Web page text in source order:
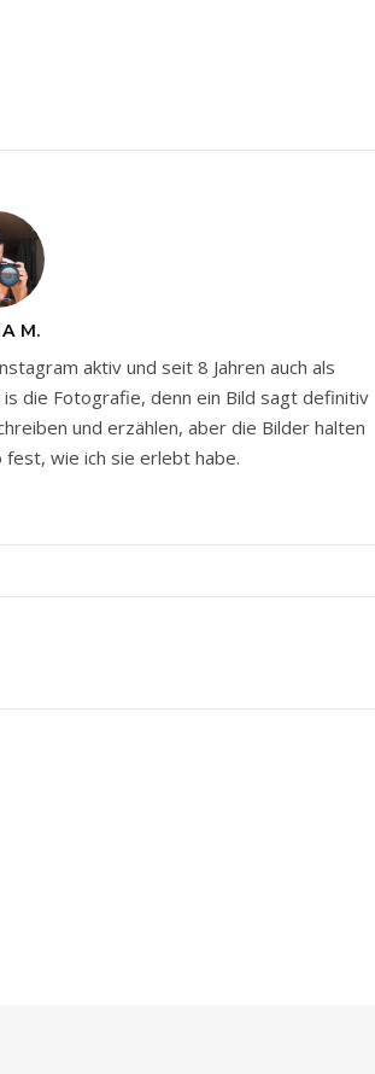
M.
aktiv und seit 8 Jahren auch als
die Fotografie, denn ein Bild sagt definitiv
und erzählen, aber die Bilder halten
wie ich sie erlebt habe.